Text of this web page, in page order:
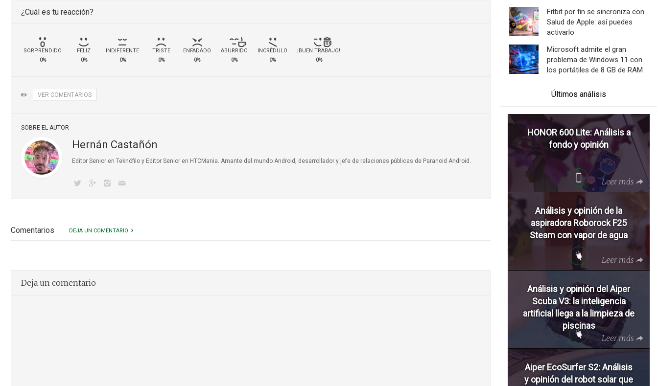
¿Cuál es tu reacción?
SORPRENDIDO
0%
FELIZ
0%
INDIFERENTE
0%
TRISTE
0%
ENFADADO
0%
ABURRIDO
0%
INCRÉDULO
0%
¡BUEN TRABAJO!
0%
✏️ VER COMENTARIOS
SOBRE EL AUTOR
Hernán Castañón
Editor Senior en Teknófilo y Editor Senior en HTCMania. Amante del mundo Android, desarrollador y jefe de relaciones públicas de Paranoid Android.
Comentarios DEJA UN COMENTARIO
Deja un comentario
Fitbit por fin se sincroniza con
Salud de Apple: así puedes
activarlo
Microsoft admite el gran
problema de Windows 11 con
los portátiles de 8 GB de RAM
Últimos análisis
HONOR 600 Lite: Análisis a
fondo y opinión
Leer más
Análisis y opinión de la
aspiradora Roborock F25
Steam con vapor de agua
Leer más
Análisis y opinión del Aiper
Scuba V3: la inteligencia
artificial llega a la limpieza de
piscinas
Leer más
Aiper EcoSurfer S2: Análisis
y opinión del robot solar que